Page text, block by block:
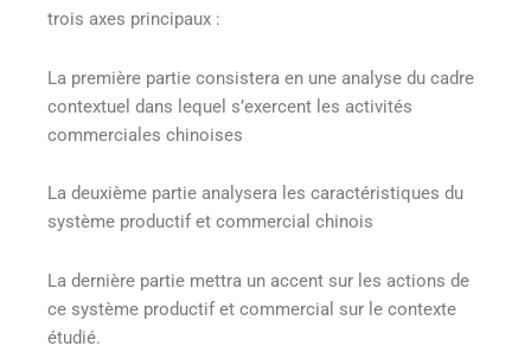
trois axes principaux :
La première partie consistera en une analyse du cadre
contextuel dans lequel s’exercent les activités
commerciales chinoises
La deuxième partie analysera les caractéristiques du
système productif et commercial chinois
La dernière partie mettra un accent sur les actions de
ce système productif et commercial sur le contexte
étudié.